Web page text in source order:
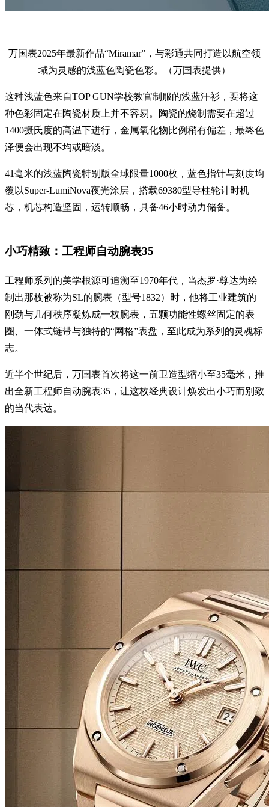
万国表2025年最新作品“Miramar”，与彩通共同打造以航空领
域为灵感的浅蓝色陶瓷色彩。（万国表提供）
这种浅蓝色来自TOP GUN学校教官制服的浅蓝汗衫，要将这
种色彩固定在陶瓷材质上并不容易。陶瓷的烧制需要在超过
1400摄氏度的高温下进行，金属氧化物比例稍有偏差，最终色
泽便会出现不均或暗淡。
41毫米的浅蓝陶瓷特别版全球限量1000枚，蓝色指针与刻度均
覆以Super-LumiNova夜光涂层，搭载69380型导柱轮计时机
芯，机芯构造坚固，运转顺畅，具备46小时动力储备。
小巧精致：工程师自动腕表35
工程师系列的美学根源可追溯至1970年代，当杰罗·尊达为绘
制出那枚被称为SL的腕表（型号1832）时，他将工业建筑的
刚劲与几何秩序凝炼成一枚腕表，五颗功能性螺丝固定的表
圈、一体式链带与独特的“网格”表盘，至此成为系列的灵魂标
志。
近半个世纪后，万国表首次将这一前卫造型缩小至35毫米，推
出全新工程师自动腕表35，让这枚经典设计焕发出小巧而别致
的当代表达。